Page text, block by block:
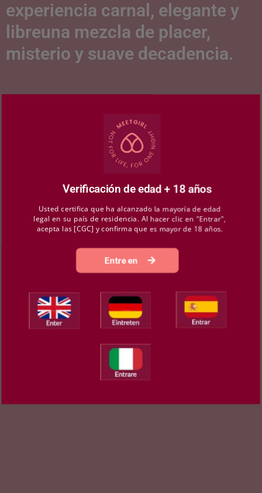
experiencia carnal, elegante y
libreuna mezcla de placer,
misterio y suave decadencia.
Verificación de edad + 18 años
Usted certifica que ha alcanzado la mayoría de edad
legal en su país de residencia. Al hacer clic en "Entrar",
acepta las [CGC] y confirma que es mayor de 18 años.
Entre en